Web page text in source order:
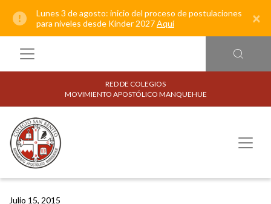
Lunes 3 de agosto: inicio del proceso de postulaciones
para niveles desde Kínder 2027Aquí ×
RED DE COLEGIOS
MOVIMIENTO APOSTÓLICO MANQUEHUE
Julio 15, 2015